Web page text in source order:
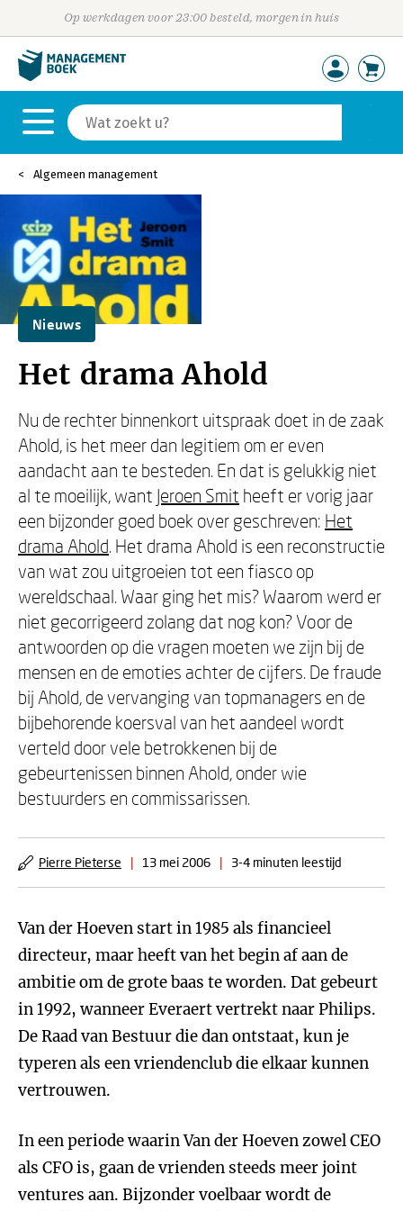
Op werkdagen voor 23:00 besteld, morgen in huis
Algemeen management
Nieuws
Het drama Ahold
Nu de rechter binnenkort uitspraak doet in de zaak
Ahold, is het meer dan legitiem om er even
aandacht aan te besteden. En dat is gelukkig niet
al te moeilijk, want Jeroen Smit heeft er vorig jaar
een bijzonder goed boek over geschreven: Het
drama Ahold. Het drama Ahold is een reconstructie
van wat zou uitgroeien tot een fiasco op
wereldschaal. Waar ging het mis? Waarom werd er
niet gecorrigeerd zolang dat nog kon? Voor de
antwoorden op die vragen moeten we zijn bij de
mensen en de emoties achter de cijfers. De fraude
bij Ahold, de vervanging van topmanagers en de
bijbehorende koersval van het aandeel wordt
verteld door vele betrokkenen bij de
gebeurtenissen binnen Ahold, onder wie
bestuurders en commissarissen.
Pierre Pieterse | 13 mei 2006 | 3-4 minuten leestijd
Van der Hoeven start in 1985 als financieel
directeur, maar heeft van het begin af aan de
ambitie om de grote baas te worden. Dat gebeurt
in 1992, wanneer Everaert vertrekt naar Philips.
De Raad van Bestuur die dan ontstaat, kun je
typeren als een vriendenclub die elkaar kunnen
vertrouwen.
In een periode waarin Van der Hoeven zowel CEO
als CFO is, gaan de vrienden steeds meer joint
ventures aan. Bijzonder voelbaar wordt de